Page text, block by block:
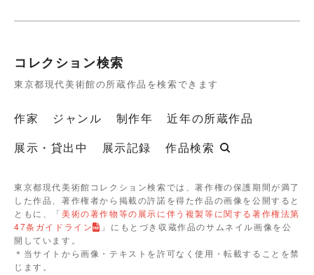
コレクション検索
東京都現代美術館の所蔵作品を検索できます
作家 ジャンル 制作年
近年の所蔵作品
展示・貸出中
展示記録 作品検索
東京都現代美術館コレクション検索では、著作権の保護期間が満了
した作品、著作権者から掲載の許諾を得た作品の画像を公開すると
ともに、「美術の著作物等の展示に伴う複製等に関する著作権法第
47条ガイドライン
」にもとづき収蔵作品のサムネイル画像を公
開しています。
＊当サイトから画像・テキストを許可なく使用・転載することを禁
じます。